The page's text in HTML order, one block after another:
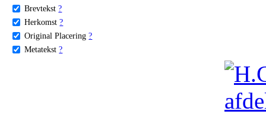
Brevtekst ?
Herkomst ?
Original Placering ?
Metatekst ?